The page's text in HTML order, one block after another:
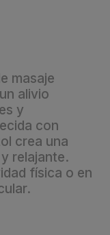
masaje
alivio
y
con
crea una
relajante.
física o en